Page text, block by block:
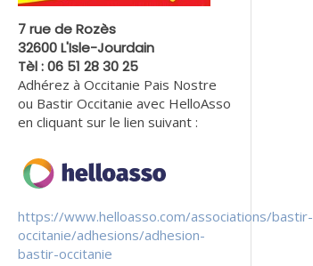
7 rue de Rozès
32600 L'Isle-Jourdain
Tèl : 06 51 28 30 25
Adhérez à Occitanie Pais Nostre
ou Bastir Occitanie avec HelloAsso
en cliquant sur le lien suivant :
https://www.helloasso.com/associations/bastir-
occitanie/adhesions/adhesion-
bastir-occitanie